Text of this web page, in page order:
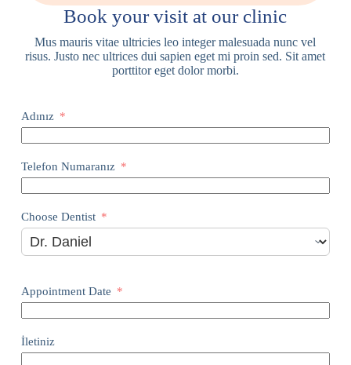
Book your visit at our clinic
Mus mauris vitae ultricies leo integer malesuada nunc vel
risus. Justo nec ultrices dui sapien eget mi proin sed. Sit amet
porttitor eget dolor morbi.
Adınız
Telefon Numaranız
Choose Dentist
Appointment Date
İletiniz